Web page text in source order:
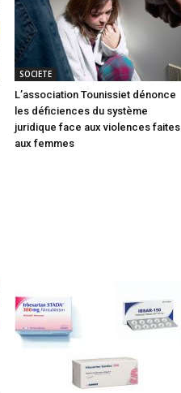
SOCIETE
L’association Tounissiet dénonce
les déficiences du système
juridique face aux violences faites
aux femmes